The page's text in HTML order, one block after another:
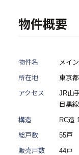
- リノベーション
採用情報
- 採用情報トップ
- 新卒採用
物件概要
物件名
メイ
所在地
東京
アクセス
JR山
目黒
構造
RC造
総戸数
55戸
販売戸数
44戸